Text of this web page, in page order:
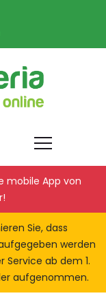
mobile App von
Sie, dass
werden
Service ab dem 1.
aufgenommen.